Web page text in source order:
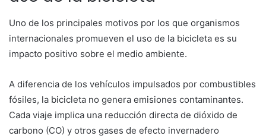
Uno de los principales motivos por los que organismos
internacionales promueven el uso de la bicicleta es su
impacto positivo sobre el medio ambiente.
A diferencia de los vehículos impulsados por combustibles
fósiles, la bicicleta no genera emisiones contaminantes.
Cada viaje implica una reducción directa de dióxido de
carbono (CO) y otros gases de efecto invernadero